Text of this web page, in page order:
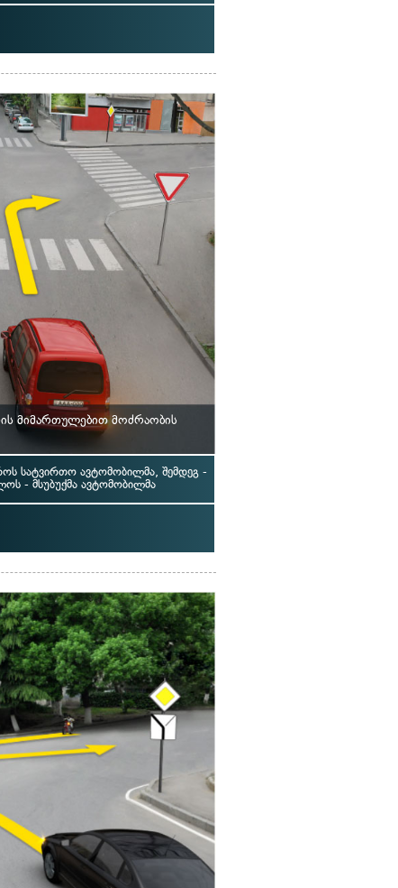
მიმართულებით მოძრაობის
სატვირთო ავტომობილმა, შემდეგ -
- მსუბუქმა ავტომობილმა